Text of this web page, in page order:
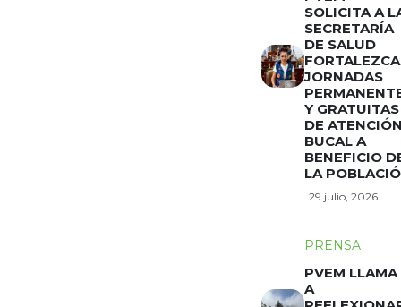
SOLICITA A
SECRETARÍA
DE SALUD
FORTALEZCA
JORNADAS
Y GRATUITAS
DE
BUCAL A
BENEFICIO
LA
29 julio, 2026
PRENSA
PVEM LLAMA
A